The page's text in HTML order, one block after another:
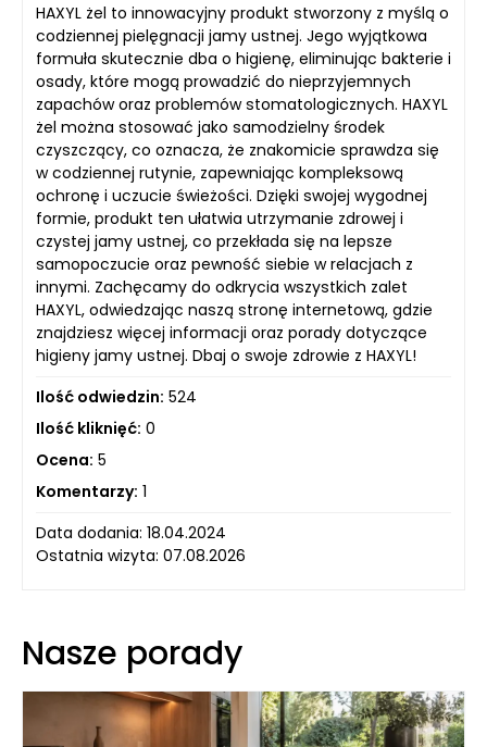
HAXYL żel to innowacyjny produkt stworzony z myślą o
codziennej pielęgnacji jamy ustnej. Jego wyjątkowa
formuła skutecznie dba o higienę, eliminując bakterie i
osady, które mogą prowadzić do nieprzyjemnych
zapachów oraz problemów stomatologicznych. HAXYL
żel można stosować jako samodzielny środek
czyszczący, co oznacza, że znakomicie sprawdza się
w codziennej rutynie, zapewniając kompleksową
ochronę i uczucie świeżości. Dzięki swojej wygodnej
formie, produkt ten ułatwia utrzymanie zdrowej i
czystej jamy ustnej, co przekłada się na lepsze
samopoczucie oraz pewność siebie w relacjach z
innymi. Zachęcamy do odkrycia wszystkich zalet
HAXYL, odwiedzając naszą stronę internetową, gdzie
znajdziesz więcej informacji oraz porady dotyczące
higieny jamy ustnej. Dbaj o swoje zdrowie z HAXYL!
Ilość odwiedzin: 524
Ilość kliknięć: 0
Ocena: 5
Komentarzy: 1
Data dodania: 18.04.2024
Ostatnia wizyta: 07.08.2026
Nasze porady